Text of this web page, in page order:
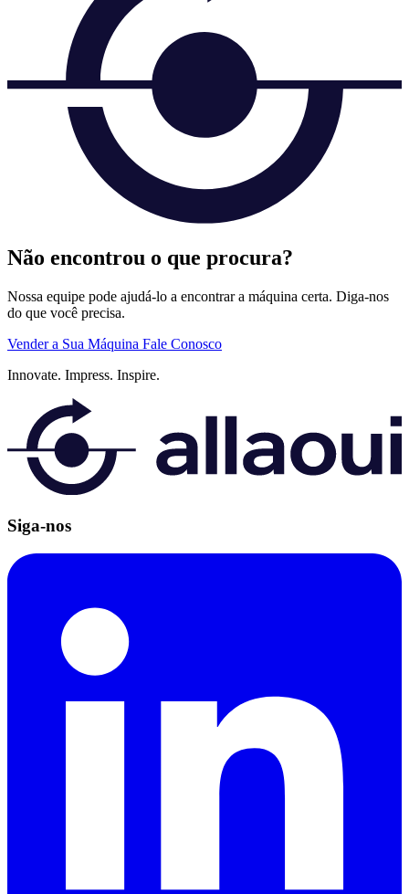
Não encontrou o que procura?
Nossa equipe pode ajudá-lo a encontrar a máquina certa. Diga-nos
do que você precisa.
Vender a Sua Máquina Fale Conosco
Innovate. Impress. Inspire.
Siga-nos